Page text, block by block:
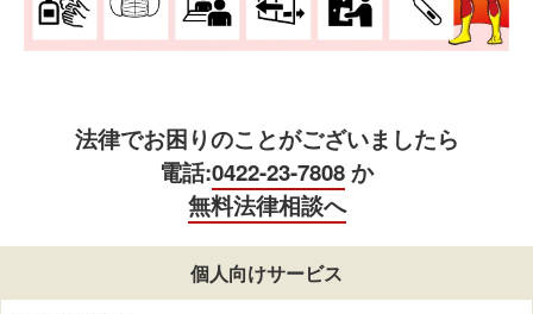
法律でお困りのことがございましたら
電話:0422-23-7808か
無料法律相談へ
個人向けサービス